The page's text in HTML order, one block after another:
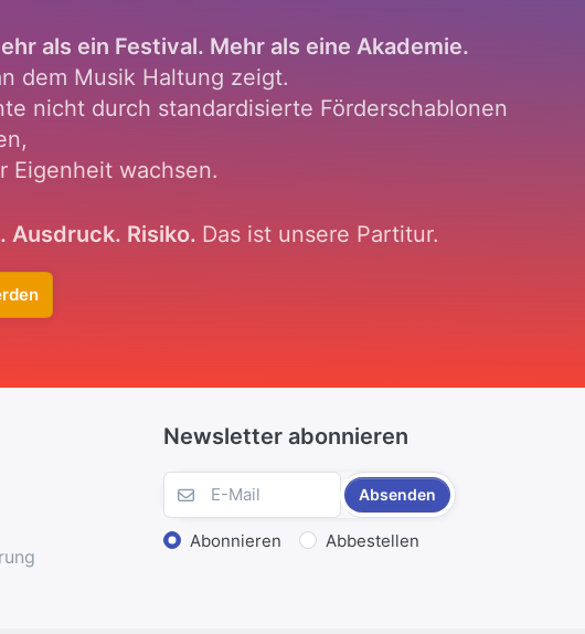
als ein Festival. Mehr als eine Akademie.
dem Musik Haltung zeigt.
nicht durch standardisierte Förderschablonen
Eigenheit wachsen.
Ausdruck. Risiko. Das ist unsere Partitur.
Newsletter abonnieren
Absenden
Abonnieren Abbestellen